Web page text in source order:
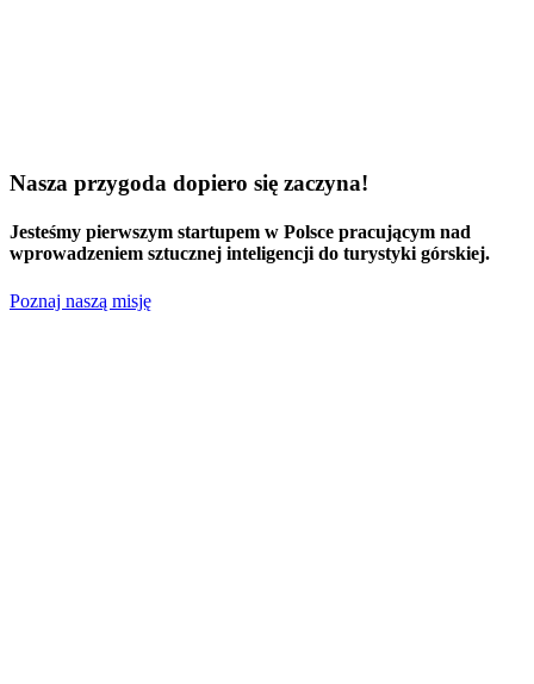
Nasza przygoda dopiero się zaczyna!
Jesteśmy pierwszym startupem w Polsce pracującym nad
wprowadzeniem sztucznej inteligencji do turystyki górskiej.
Poznaj naszą misję